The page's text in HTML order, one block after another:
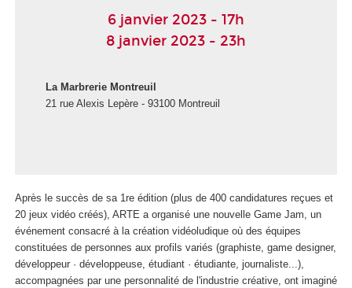
6 janvier 2023 - 17h
8 janvier 2023 - 23h
La Marbrerie Montreuil
21 rue Alexis Lepère - 93100 Montreuil
Après le succès de sa 1re édition (plus de 400 candidatures reçues et
20 jeux vidéo créés), ARTE a organisé une nouvelle Game Jam, un
événement consacré à la création vidéoludique où des équipes
constituées de personnes aux profils variés (graphiste, game designer,
développeur · développeuse, étudiant · étudiante, journaliste...),
accompagnées par une personnalité de l'industrie créative, ont imaginé